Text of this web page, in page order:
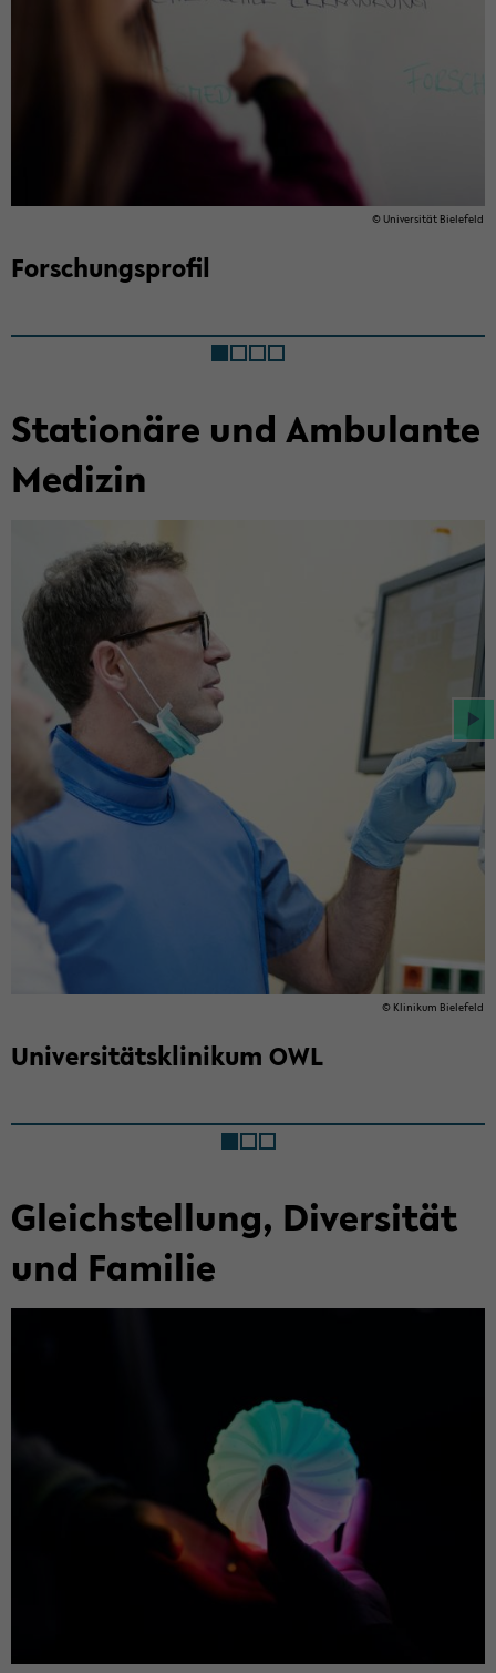
© Uni­ver­si­tät Bie­le­feld
For­schungs­pro­fil
Sta­tio­nä­re und Am­bu­lan­te
Me­di­zin
© Kli­ni­kum Bie­le­feld
Uni­ver­si­täts­kli­ni­kum OWL
Gleich­stel­lung, Di­ver­si­tät
und Fa­mi­lie